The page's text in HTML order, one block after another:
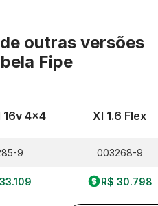
outras versões
Fipe
16v 4x4
9
Xl 1.6 Flex
003268-9
R$ 30.798